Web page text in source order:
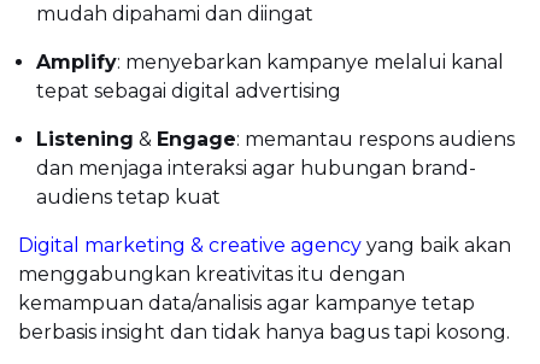
mudah dipahami dan diingat
Amplify: menyebarkan kampanye melalui kanal
tepat sebagai digital advertising
Listening & Engage: memantau respons audiens
dan menjaga interaksi agar hubungan brand-
audiens tetap kuat
Digital marketing & creative agency yang baik akan
menggabungkan kreativitas itu dengan
kemampuan data/analisis agar kampanye tetap
berbasis insight dan tidak hanya bagus tapi kosong.